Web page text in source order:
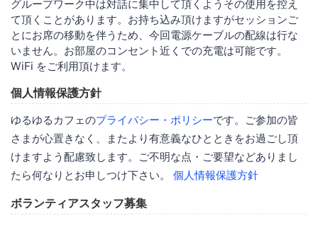
グループワーク中は対話に集中して頂くようその使用を控え
て頂くことがあります。お持ち込み頂けますがセッションご
とにお席の移動を伴うため、今回電源ケーブルの配線は行な
いません。お部屋のコンセント近くでの充電は可能です。
WiFi をご利用頂けます。
個人情報保護方針
ゆるゆるカフェのプライバシー・ポリシーです。ご参加の皆
さまが心置きなく、またより有意義なひとときをお過ごし頂
けますよう配慮致します。ご不明な点・ご要望などありまし
たら何なりとお申しつけ下さい。 個人情報保護方針
ボランティアスタッフ募集